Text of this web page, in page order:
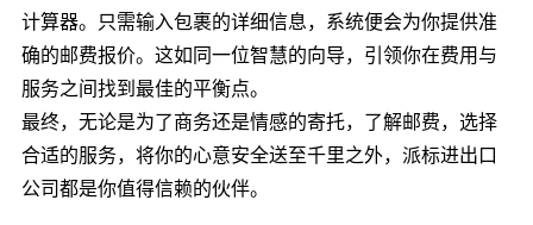
计算器。只需输入包裹的详细信息，系统便会为你提供准
确的邮费报价。这如同一位智慧的向导，引领你在费用与
服务之间找到最佳的平衡点。
最终，无论是为了商务还是情感的寄托，了解邮费，选择
合适的服务，将你的心意安全送至千里之外，派标进出口
公司都是你值得信赖的伙伴。